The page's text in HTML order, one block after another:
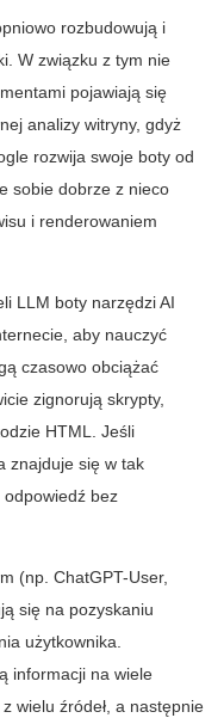
rozbudowują i
W związku z tym nie
pojawiają się
analizy witryny, gdyż
rozwija swoje boty od
sobie dobrze z nieco
i renderowaniem
LLM boty narzędzi AI
aby nauczyć
czasowo obciążać
zignorują skrypty,
HTML. Jeśli
znajduje się w tak
odpowiedź bez
(np. ChatGPT-User,
się na pozyskaniu
użytkownika.
informacji na wiele
wielu źródeł, a następnie